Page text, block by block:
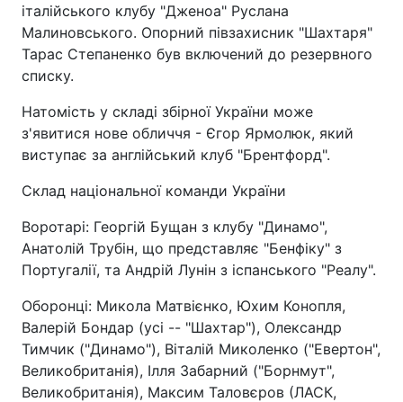
італійського клубу "Дженоа" Руслана
Малиновського. Опорний півзахисник "Шахтаря"
Тарас Степаненко був включений до резервного
списку.
Натомість у складі збірної України може
з'явитися нове обличчя - Єгор Ярмолюк, який
виступає за англійський клуб "Брентфорд".
Склад національної команди України
Воротарі: Георгій Бущан з клубу "Динамо",
Анатолій Трубін, що представляє "Бенфіку" з
Португалії, та Андрій Лунін з іспанського "Реалу".
Оборонці: Микола Матвієнко, Юхим Конопля,
Валерій Бондар (усі -- "Шахтар"), Олександр
Тимчик ("Динамо"), Віталій Миколенко ("Евертон",
Великобританія), Ілля Забарний ("Борнмут",
Великобританія), Максим Таловєров (ЛАСК,